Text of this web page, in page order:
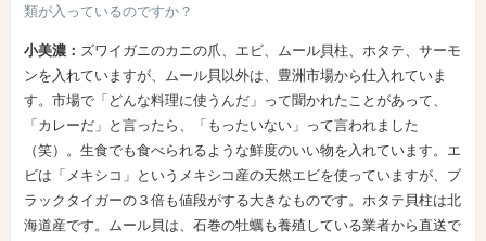
類が入っているのですか？
小美濃： ズワイガニのカニの爪、エビ、ムール貝柱、ホタテ、サーモ
ンを入れていますが、ムール貝以外は、豊洲市場から仕入れていま
す。市場で「どんな料理に使うんだ」って聞かれたことがあって、
「カレーだ」と言ったら、「もったいない」って言われました
（笑）。生食でも食べられるような鮮度のいい物を入れています。エ
ビは「メキシコ」というメキシコ産の天然エビを使っていますが、ブ
ラックタイガーの３倍も値段がする大きなものです。ホタテ貝柱は北
海道産です。ムール貝は、石巻の牡蠣も養殖している業者から直送で